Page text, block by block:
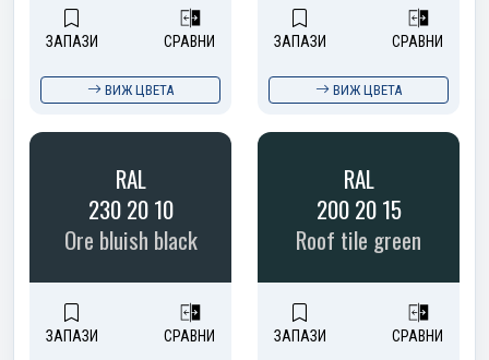
ЗАПАЗИ СРАВНИ
ВИЖ ЦВЕТА
ЗАПАЗИ СРАВНИ
ВИЖ ЦВЕТА
RAL
230 20 10
Ore bluish black
ЗАПАЗИ СРАВНИ
RAL
200 20 15
Roof tile green
ЗАПАЗИ СРАВНИ